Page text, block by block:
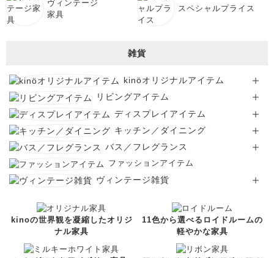
ヴィンテージ
家具
スペシャルプライス
雑貨
kinöオリジナルアイテム
リビングアイテム
ディスプレイアイテム
キッチン／ダイニング
バス／フレグランス
ファッションアイテム
ヴィンテージ雑貨
kinoの世界観を凝縮したオリジ
ナル家具
11色から選べるロイドルームの
軽やかな家具